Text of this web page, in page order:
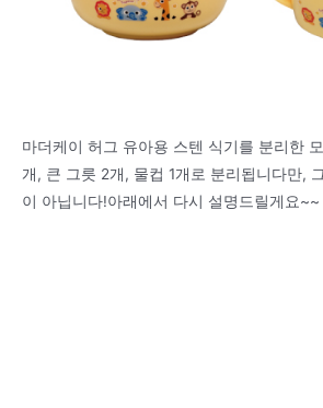
마더케이 허그 유아용 스텐 식기를 분리한
개, 큰 그릇 2개, 물컵 1개로 분리됩니다만,
이 아닙니다!아래에서 다시 설명드릴게요~~